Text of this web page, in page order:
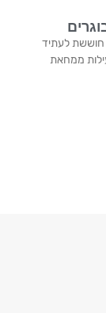
ואני חוששת לעתיד
ממחאת